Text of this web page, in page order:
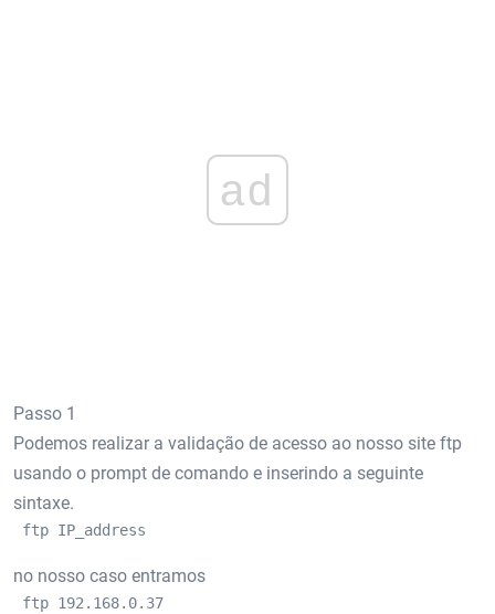
ad
Passo 1
Podemos realizar a validação de acesso ao nosso site ftp
usando o prompt de comando e inserindo a seguinte
sintaxe.
ftp IP_address
no nosso caso entramos
ftp 192.168.0.37